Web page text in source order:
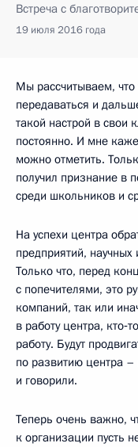
Встреча с
19 июля 2016 года
Мы рассчитываем, что
передаваться и
такой настрой в свои
постоянно. И мне
можно отметить.
получил признание в
среди школьников и
На успехи центра
предприятий, научных
Только что, перед
с попечителями, это
компаний, так или
в работу центра,
работу. Будут
по развитию центра
и говорили.
Теперь очень важно,
к организации пусть